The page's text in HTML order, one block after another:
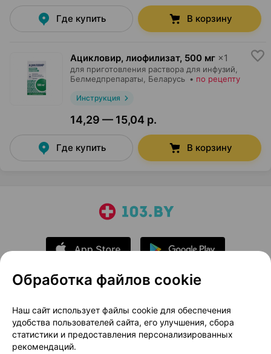
Где купить В корзину
Ацикловир, лиофилизат, 500 мг ×1
для приготовления раствора для инфузий,
Белмедпрепараты, Беларусь • по рецепту
Инструкция
14,29 — 15,04 р.
Где купить В корзину
О проекте
Новости проекта
Размещение рекламы
Медицинский маркетинг
Публичный договор
Доставка
Обработка файлов cookie
Наш сайт использует файлы cookie для обеспечения
удобства пользователей сайта, его улучшения, сбора
статистики и предоставления персонализированных
рекомендаций.